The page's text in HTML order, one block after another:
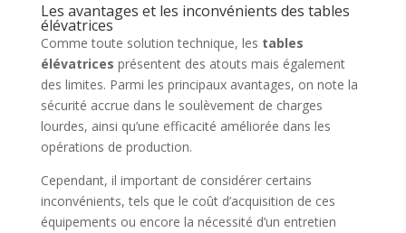
Les avantages et les inconvénients des tables
élévatrices
Comme toute solution technique, les tables
élévatrices présentent des atouts mais également
des limites. Parmi les principaux avantages, on note la
sécurité accrue dans le soulèvement de charges
lourdes, ainsi qu’une efficacité améliorée dans les
opérations de production.
Cependant, il important de considérer certains
inconvénients, tels que le coût d’acquisition de ces
équipements ou encore la nécessité d’un entretien